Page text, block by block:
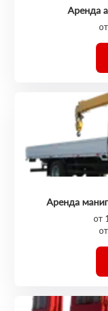
Аренда
Аренда
от